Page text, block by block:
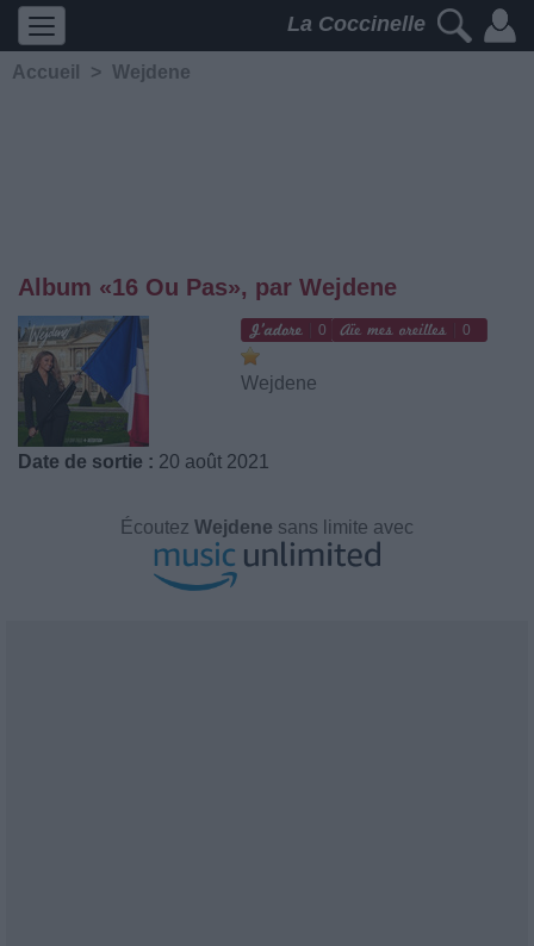
La Coccinelle
Accueil > Wejdene
Album «16 Ou Pas», par Wejdene
0 0
Wejdene
Date de sortie : 20 août 2021
Écoutez Wejdene sans limite avec